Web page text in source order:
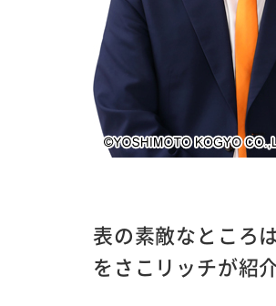
表の素敵なところ
をさこリッチが紹